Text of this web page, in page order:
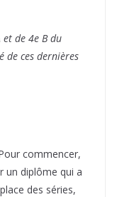
et de 4e B du
de ces dernières
commencer,
un diplôme qui a
des séries,